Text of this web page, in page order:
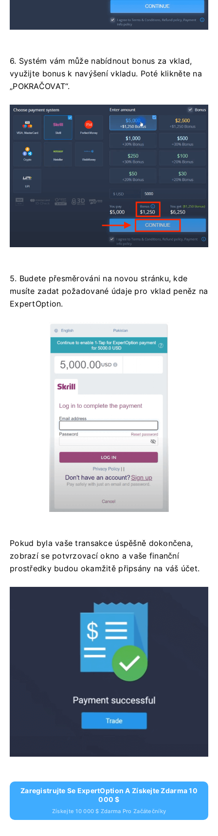
6. Systém vám může nabídnout bonus za vklad,
využijte bonus k navýšení vkladu. Poté klikněte na
„POKRAČOVAT“.
5. Budete přesměrováni na novou stránku, kde
musíte zadat požadované údaje pro vklad peněz na
ExpertOption.
Pokud byla vaše transakce úspěšně dokončena,
zobrazí se potvrzovací okno a vaše finanční
prostředky budou okamžitě připsány na váš účet.
Zaregistrujte Se ExpertOption A Získejte Zdarma 10
000 $
Získejte 10 000 $ Zdarma Pro Začátečníky